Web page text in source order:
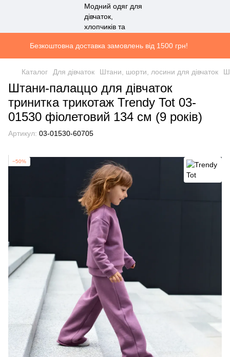
Безкоштовна доставка замовлень від 1500 грн!
Каталог Для дівчаток Штани, шорти, лосини для дівчаток
Штани-палаццо для дівчаток
тринитка трикотаж Trendy Tot 03-
01530 фіолетовий 134 см (9 років)
Артикул: 03-01530-60705
−50%